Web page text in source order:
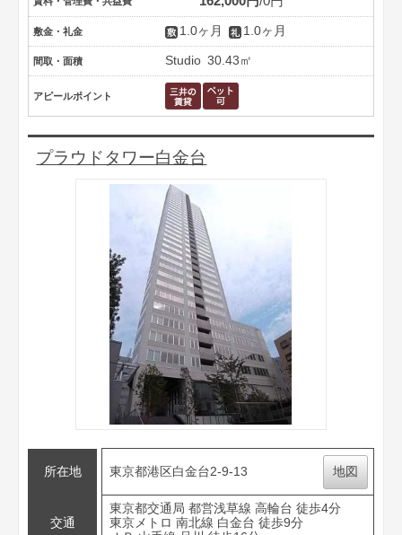
敷金・礼金 1.0ヶ月 1.0ヶ月
間取・面積 Studio 30.43㎡
アピールポイント
プラウドタワー白金台
所在地 東京都港区白金台2-9-13 地図
交通
東京都交通局 都営浅草線 高輪台 徒歩4分
東京メトロ 南北線 白金台 徒歩9分